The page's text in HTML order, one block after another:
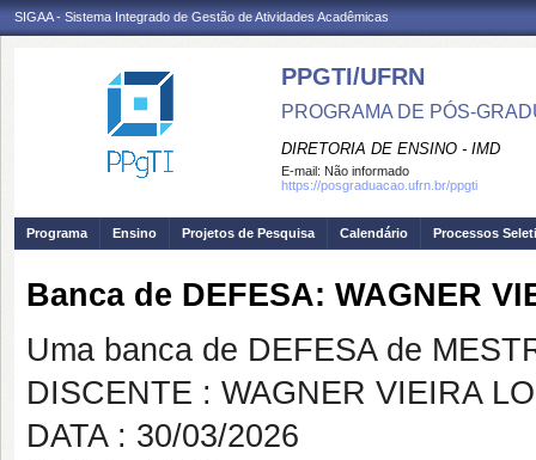
SIGAA - Sistema Integrado de Gestão de Atividades Acadêmicas
PPGTI/UFRN
PROGRAMA DE PÓS-
DIRETORIA DE ENSINO - IMD
E-mail: Não informado
https://posgraduacao.ufrn.br/ppgti
Programa Ensino Projetos de Pesquisa Calendário Processos
Banca de DEFESA: WAGNER
Uma banca de DEFESA de
DISCENTE : WAGNER VIEIRA
DATA : 30/03/2026